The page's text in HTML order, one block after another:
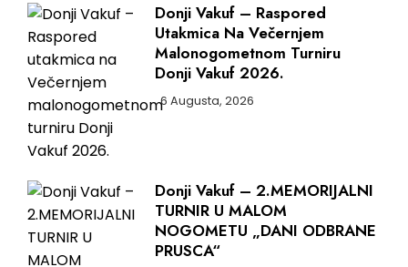
Donji Vakuf – Raspored
Utakmica Na Večernjem
Malonogometnom Turniru
Donji Vakuf 2026.
6 Augusta, 2026
Donji Vakuf – 2.MEMORIJALNI
TURNIR U MALOM
NOGOMETU „DANI ODBRANE
PRUSCA“